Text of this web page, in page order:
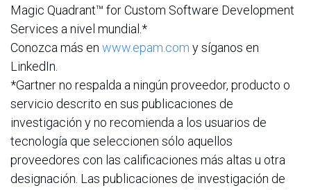
Magic Quadrant™ for Custom Software Development
Services a nivel mundial.*
Conozca más en www.epam.com y síganos en
LinkedIn.
*Gartner no respalda a ningún proveedor, producto o
servicio descrito en sus publicaciones de
investigación y no recomienda a los usuarios de
tecnología que seleccionen sólo aquellos
proveedores con las calificaciones más altas u otra
designación. Las publicaciones de investigación de